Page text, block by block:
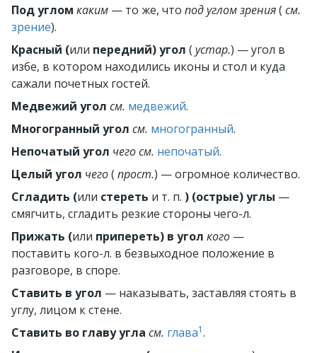
Под углом каким — то же, что под углом зрения( см.
зрение).
Красный (или передний) угол ( устар.) — угол в
избе, в котором находились иконы и стол и куда
сажали почетных гостей.
Медвежий угол см. медвежий.
Многогранный угол см. многогранный.
Непочатый угол чегосм. непочатый.
Целый угол чего( прост.) — огромное количество.
Сгладить (или стереть и т. п. ) (острые) углы —
смягчить, сгладить резкие стороны чего-л.
Прижать (или припереть) в угол кого —
поставить кого-л. в безвыходное положение в
разговоре, в споре.
Ставить в угол — наказывать, заставляя стоять в
углу, лицом к стене.
Ставить во главу угла см. глава1.